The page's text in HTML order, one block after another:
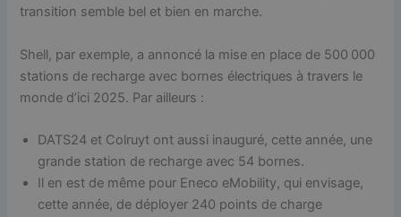
transition semble bel et bien en marche.
Shell, par exemple, a annoncé la mise en place de 500 000
stations de recharge avec bornes électriques à travers le
monde d’ici 2025. Par ailleurs :
DATS24 et Colruyt ont aussi inauguré, cette année, une
grande station de recharge avec 54 bornes.
Il en est de même pour Eneco eMobility, qui envisage,
cette année, de déployer 240 points de charge